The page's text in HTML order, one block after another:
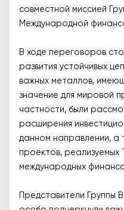
совместной миссией
Международной
В ходе переговоров
развития устойчивых
важных металлов,
значение для мировой
частности, были
расширения
данном направлении, а
проектов, реализуемых
международных
Представители Группы